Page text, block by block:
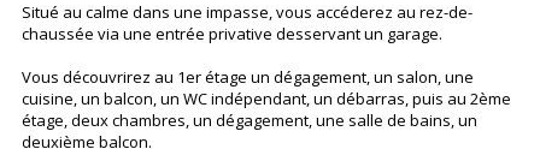
Situé au calme dans une impasse, vous accéderez au rez-de-
chaussée via une entrée privative desservant un garage.
Vous découvrirez au 1er étage un dégagement, un salon, une
cuisine, un balcon, un WC indépendant, un débarras, puis au 2ème
étage, deux chambres, un dégagement, une salle de bains, un
deuxième balcon.